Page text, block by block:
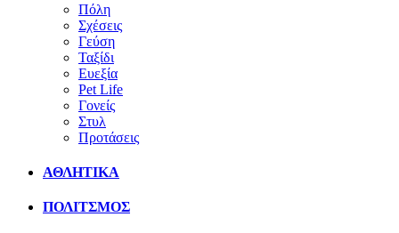
Πόλη
Σχέσεις
Γεύση
Ταξίδι
Ευεξία
Pet Life
Γονείς
Στυλ
Προτάσεις
ΑΘΛΗΤΙΚΑ
ΠΟΛΙΤΣΜΟΣ